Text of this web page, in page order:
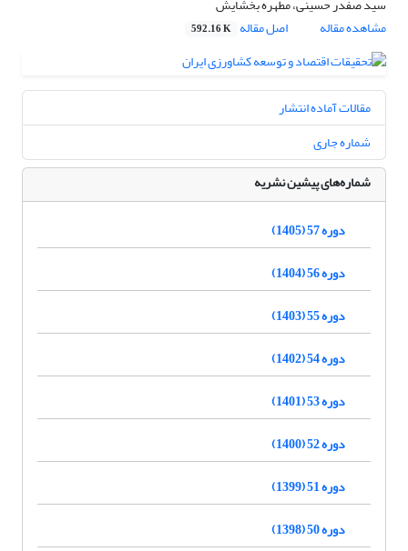
سید صفدر حسینی، مطهره بخشایش
مشاهده مقاله
اصل مقاله 592.16 K
مقالات آماده انتشار
شماره جاری
شماره‌های پیشین نشریه
دوره 57 (1405)
دوره 56 (1404)
دوره 55 (1403)
دوره 54 (1402)
دوره 53 (1401)
دوره 52 (1400)
دوره 51 (1399)
دوره 50 (1398)